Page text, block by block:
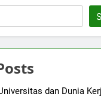
dan Dunia